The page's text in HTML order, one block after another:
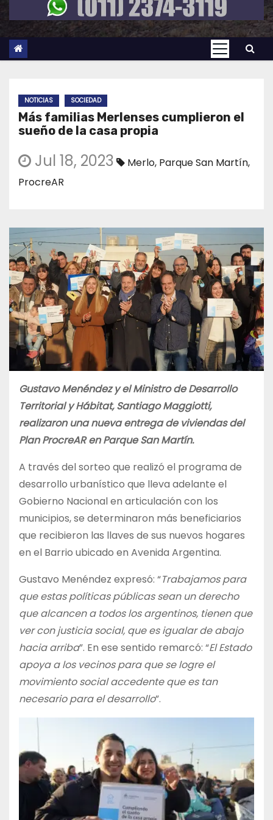
NOTICIAS SOCIEDAD
Más familias Merlenses cumplieron el
sueño de la casa propia
Jul 18, 2023 Merlo, Parque San Martín,
ProcreAR
Gustavo Menéndez y el Ministro de Desarrollo
Territorial y Hábitat, Santiago Maggiotti,
realizaron una nueva entrega de viviendas del
Plan ProcreAR en Parque San Martín.
A través del sorteo que realizó el programa de
desarrollo urbanístico que lleva adelante el
Gobierno Nacional en articulación con los
municipios, se determinaron más beneficiarios
que recibieron las llaves de sus nuevos hogares
en el Barrio ubicado en Avenida Argentina.
Gustavo Menéndez expresó: “Trabajamos para
que estas políticas públicas sean un derecho
que alcancen a todos los argentinos, tienen que
ver con justicia social, que es igualar de abajo
hacia arriba”. En ese sentido remarcó: “El Estado
apoya a los vecinos para que se logre el
movimiento social accedente que es tan
necesario para el desarrollo”.